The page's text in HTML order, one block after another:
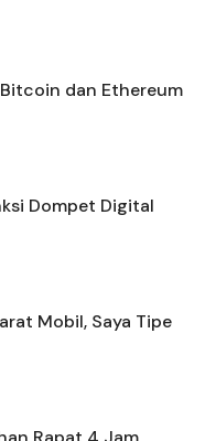
Bitcoin dan Ethereum
Dompet Digital
Mobil, Saya Tipe